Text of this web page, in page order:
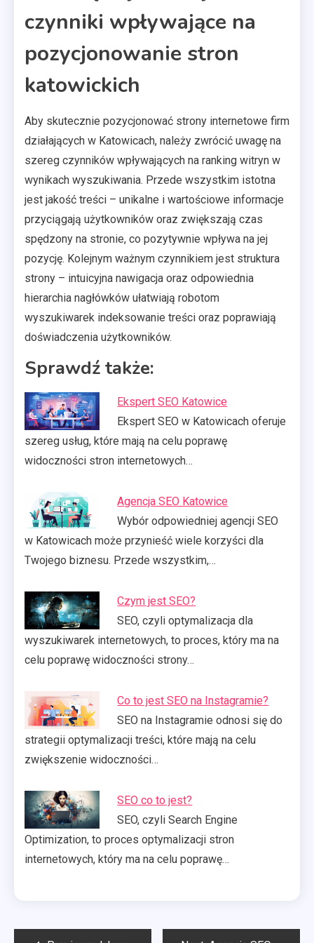
czynniki wpływające na
pozycjonowanie stron
katowickich
Aby skutecznie pozycjonować strony internetowe firm
działających w Katowicach, należy zwrócić uwagę na
szereg czynników wpływających na ranking witryn w
wynikach wyszukiwania. Przede wszystkim istotna
jest jakość treści – unikalne i wartościowe informacje
przyciągają użytkowników oraz zwiększają czas
spędzony na stronie, co pozytywnie wpływa na jej
pozycję. Kolejnym ważnym czynnikiem jest struktura
strony – intuicyjna nawigacja oraz odpowiednia
hierarchia nagłówków ułatwiają robotom
wyszukiwarek indeksowanie treści oraz poprawiają
doświadczenia użytkowników.
Sprawdź także:
Ekspert SEO Katowice
Ekspert SEO w Katowicach oferuje
szereg usług, które mają na celu poprawę
widoczności stron internetowych…
Agencja SEO Katowice
Wybór odpowiedniej agencji SEO
w Katowicach może przynieść wiele korzyści dla
Twojego biznesu. Przede wszystkim,…
Czym jest SEO?
SEO, czyli optymalizacja dla
wyszukiwarek internetowych, to proces, który ma na
celu poprawę widoczności strony…
Co to jest SEO na Instagramie?
SEO na Instagramie odnosi się do
strategii optymalizacji treści, które mają na celu
zwiększenie widoczności…
SEO co to jest?
SEO, czyli Search Engine
Optimization, to proces optymalizacji stron
internetowych, który ma na celu poprawę…